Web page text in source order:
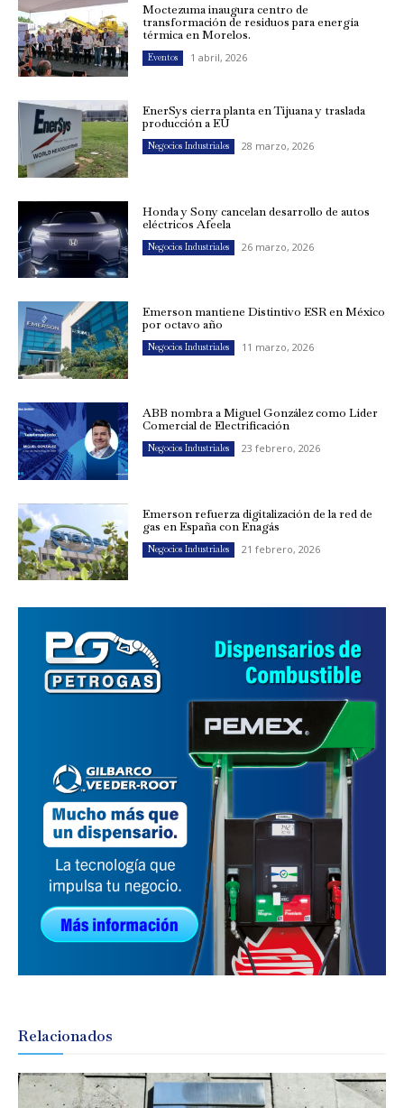
Moctezuma inaugura centro de
transformación de residuos para energía
térmica en Morelos.
Eventos 1 abril, 2026
EnerSys cierra planta en Tijuana y traslada
producción a EU
Negocios Industriales 28 marzo, 2026
Honda y Sony cancelan desarrollo de autos
eléctricos Afeela
Negocios Industriales 26 marzo, 2026
Emerson mantiene Distintivo ESR en México
por octavo año
Negocios Industriales 11 marzo, 2026
ABB nombra a Miguel González como Líder
Comercial de Electrificación
Negocios Industriales 23 febrero, 2026
Emerson refuerza digitalización de la red de
gas en España con Enagás
Negocios Industriales 21 febrero, 2026
Relacionados